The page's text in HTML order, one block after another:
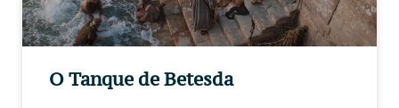
O Tanque de Betesda